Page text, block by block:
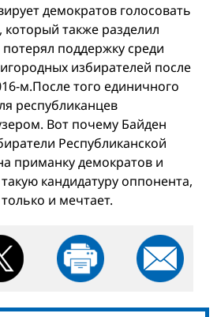
демократов голосовать
также разделил
поддержку среди
избирателей после
м.После того единичного
республиканцев
Вот почему Байден
Республиканской
приманку демократов и
кандидатуру оппонента,
и мечтает.